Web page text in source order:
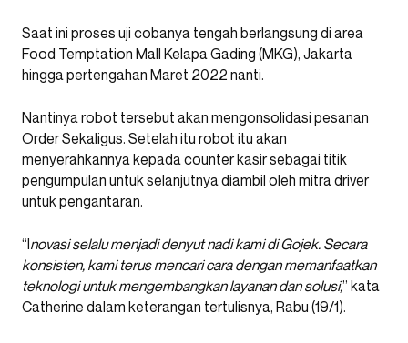
Saat ini proses uji cobanya tengah berlangsung di area
Food Temptation Mall Kelapa Gading (MKG), Jakarta
hingga pertengahan Maret 2022 nanti.
Nantinya robot tersebut akan mengonsolidasi pesanan
Order Sekaligus. Setelah itu robot itu akan
menyerahkannya kepada counter kasir sebagai titik
pengumpulan untuk selanjutnya diambil oleh mitra driver
untuk pengantaran.
“Inovasi selalu menjadi denyut nadi kami di Gojek. Secara
konsisten, kami terus mencari cara dengan memanfaatkan
teknologi untuk mengembangkan layanan dan solusi,” kata
Catherine dalam keterangan tertulisnya, Rabu (19/1).